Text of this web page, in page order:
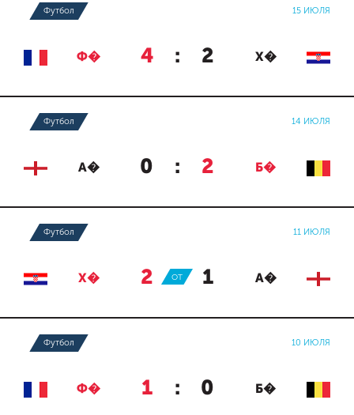
Футбол 15 ИЮЛЯ
Ф� 4 : 2 Х�
Футбол 14 ИЮЛЯ
А� 0 : 2 Б�
Футбол 11 ИЮЛЯ
Х� 2 : 1 А�
ОТ
Футбол 10 ИЮЛЯ
Ф� 1 : 0 Б�